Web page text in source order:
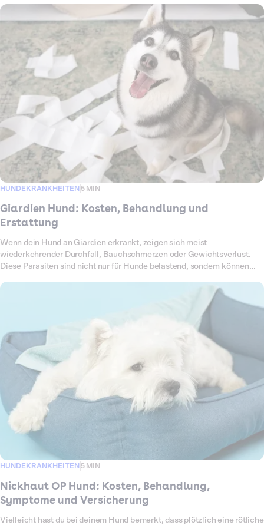
der Infusion engmaschig. Das Verfahren ist aufwendig, da Diagnostik,
Auswahl des Blutprodukts, die eigentliche Übertragung und die
Nachsorge sicher koordiniert werden müssen. Entsprechend variieren
die Kosten je nach Klinik, GOT-Faktor, Blutmenge und notwendiger
stationärer Betreuung.
HUNDEKRANKHEITEN 5 MIN
Giardien Hund: Kosten, Behandlung und
Erstattung
Wenn dein Hund an Giardien erkrankt, zeigen sich meist
wiederkehrender Durchfall, Bauchschmerzen oder Gewichtsverlust.
Diese Parasiten sind nicht nur für Hunde belastend, sondern können
eine konsequente Behandlung mit Medikamenten,
Hygienemaßnahmen und Kontrolluntersuchungen. All das summiert
sich schnell zu einer hohen Rechnung. In diesem Artikel erfährst du,
welche Kosten auf dich zukommen können und wie Dalma dich
finanziell unterstützt.
HUNDEKRANKHEITEN 5 MIN
Nickhaut OP Hund: Kosten, Behandlung,
Symptome und Versicherung
Vielleicht hast du bei deinem Hund bemerkt, dass plötzlich eine rötliche